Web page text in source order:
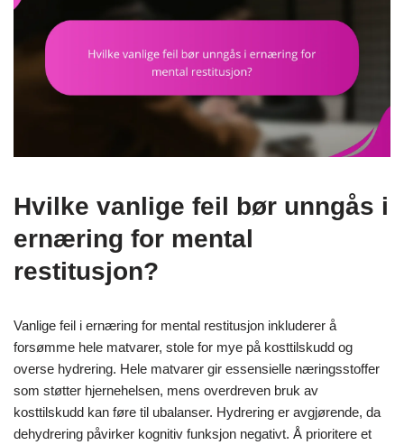
Hvilke vanlige feil bør unngås i
ernæring for mental
restitusjon?
Vanlige feil i ernæring for mental restitusjon inkluderer å
forsømme hele matvarer, stole for mye på kosttilskudd og
overse hydrering. Hele matvarer gir essensielle næringsstoffer
som støtter hjernehelsen, mens overdreven bruk av
kosttilskudd kan føre til ubalanser. Hydrering er avgjørende, da
dehydrering påvirker kognitiv funksjon negativt. Å prioritere et